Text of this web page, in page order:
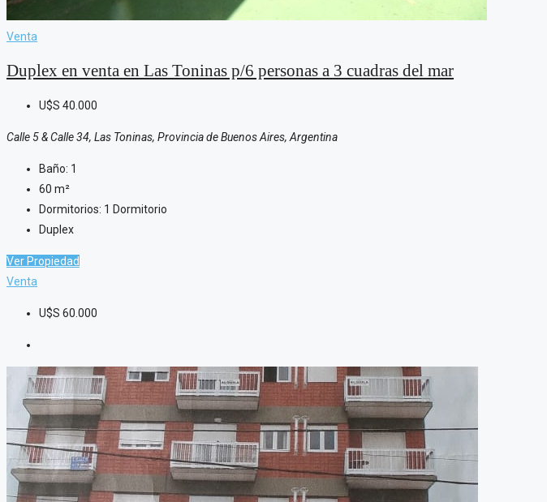
Venta
Duplex en venta en Las Toninas p/6 personas a 3 cuadras del mar
U$S 40.000
Calle 5 & Calle 34, Las Toninas, Provincia de Buenos Aires, Argentina
Baño: 1
60 m²
Dormitorios: 1 Dormitorio
Duplex
Ver Propiedad
Venta
U$S 60.000